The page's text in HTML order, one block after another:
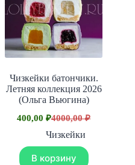
Чизкейки батончики.
Летняя коллекция 2026
(Ольга Вьюгина)
4000,00₽
Первоначальная
цена
4000,00 ₽.
400,00₽Текущая
цена:
400,00 ₽.
Чизкейки
В корзину